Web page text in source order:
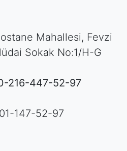
Mahallesi, Fevzi
Sokak No:1/H-G
216-447-52-97
147-52-97